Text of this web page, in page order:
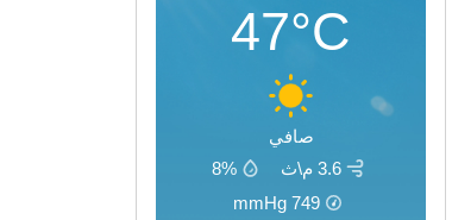
47°C
صافي
3.6 م\ث
8%
749
mmHg